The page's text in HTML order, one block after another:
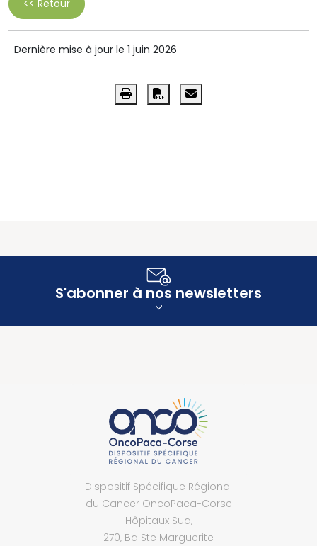
<< Retour
Dernière mise à jour le 1 juin 2026
S'abonner à nos newsletters
Dispositif Spécifique Régional
du Cancer OncoPaca-Corse
Hôpitaux Sud,
270, Bd Ste Marguerite